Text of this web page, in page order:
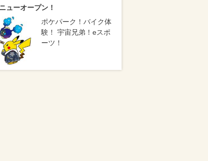
ューオープン！
ポケパーク！バイク体
験！ 宇宙兄弟！eスポ
ーツ！